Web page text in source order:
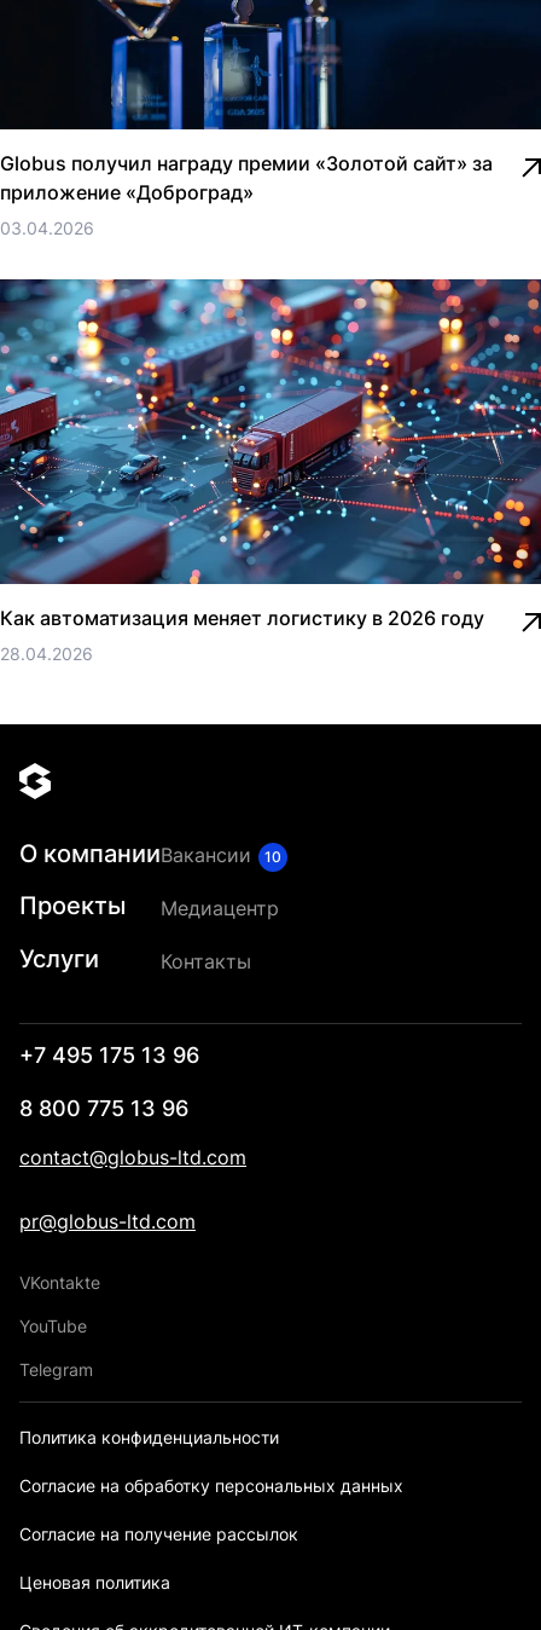
Globus получил награду премии «Золотой сайт» за
приложение «Доброград»
03.04.2026
Как автоматизация меняет логистику в 2026 году
28.04.2026
О компанииВакансии 10
Медиацентр
Контакты
Проекты
Услуги
+7 495 175 13 96
8 800 775 13 96
contact@globus-ltd.com
pr@globus-ltd.com
VKontakte
YouTube
Telegram
Политика конфиденциальности
Согласие на обработку персональных данных
Согласие на получение рассылок
Ценовая политика